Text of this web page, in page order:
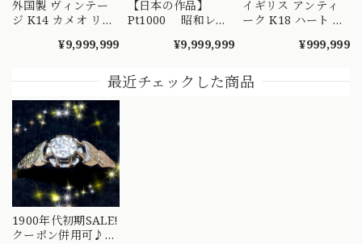
外国製 ヴィンテー
ジ K14 カメオ リン
しめるようなデザイ
¥9,999,999
【日本の作品】
Pt1000 昭和レト
リング 捻り梅
り 吉祥文様 ～
楚々とした可憐な華
¥9,999,999
イギリス アンティ
ーク K18 ハート エ
り リング 1908年 バ
ーディアン 全周彫
刻 総柄 MR00841
¥999,999
最近チェックした商品
1900年代初期SALE!
クーポン併用可♪イ